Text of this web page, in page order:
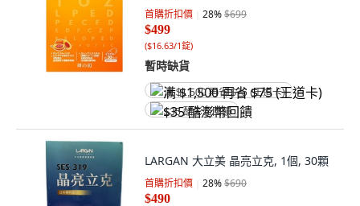
首購折扣價 28%$699
$499
($16.63/1錠)
暫時缺貨
满 $1,500 再省 $75 (王道卡)
$35 酷澎幣回饋
LARGAN 大立美 晶亮立克, 1個, 30顆
首購折扣價 28%$690
$490